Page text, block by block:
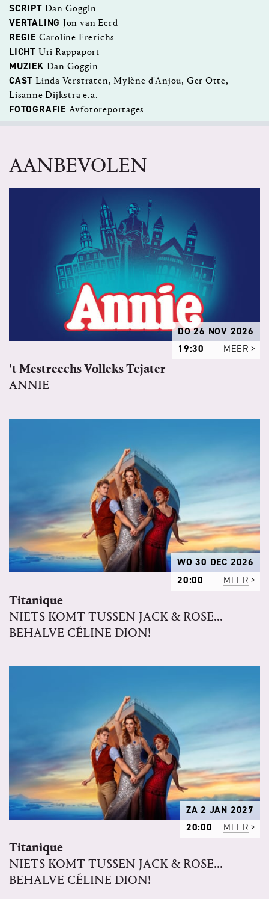
SCRIPT Dan Goggin
VERTALING Jon van Eerd
REGIE Caroline Frerichs
LICHT Uri Rappaport
MUZIEK Dan Goggin
CAST Linda Verstraten, Mylène d'Anjou, Ger Otte,
Lisanne Dijkstra e.a.
FOTOGRAFIE Avfotoreportages
AANBEVOLEN
DO 26 NOV 2026
19:30
MEER
't Mestreechs Volleks Tejater
ANNIE
WO 30 DEC 2026
20:00
MEER
Titanique
NIETS KOMT TUSSEN JACK & ROSE...
BEHALVE CÉLINE DION!
ZA 2 JAN 2027
20:00
MEER
Titanique
NIETS KOMT TUSSEN JACK & ROSE...
BEHALVE CÉLINE DION!